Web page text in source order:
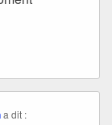
a dit :